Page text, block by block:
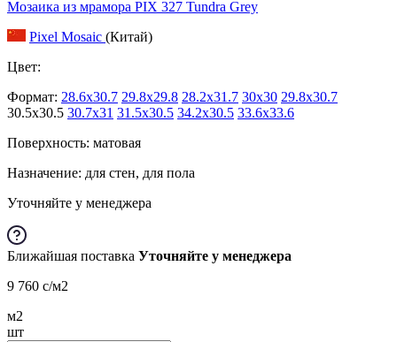
Мозаика из мрамора PIX 327 Tundra Grey
Pixel Mosaic (Китай)
Цвет:
Формат: 28.6x30.7 29.8x29.8 28.2x31.7 30x30 29.8x30.7
30.5x30.5 30.7x31 31.5x30.5 34.2x30.5 33.6x33.6
Поверхность: матовая
Назначение: для стен, для пола
Уточняйте у менеджера
Ближайшая поставка Уточняйте у менеджера
9 760 c/м2
м2
шт